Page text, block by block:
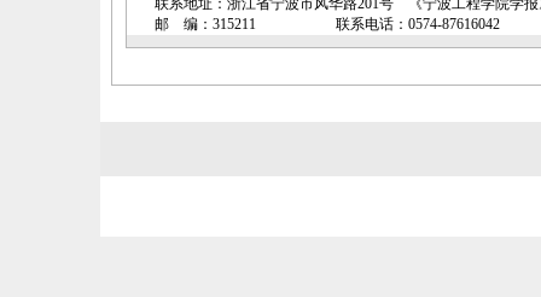
联系地址：浙江省宁波市风华路201号 《宁波工程学院学
邮 编：315211 联系电话：0574-87616042